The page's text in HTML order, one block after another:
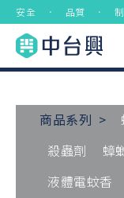
安全 ． 品質 ．
商品系列 >
殺蟲劑
蟑
液體電蚊香